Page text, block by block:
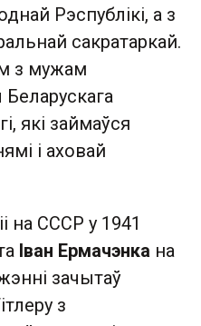
Рэспублікі, а з
сакратаркай.
з мужам
які займаўся
і аховай
на СССР у 1941
Іван Ермачэнка на
зачытаў
з